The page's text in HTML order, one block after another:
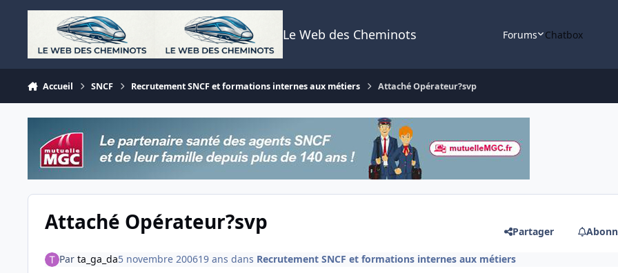
Aller au contenu
Le Web des Cheminots Forums Chatbox
Accueil SNCF Recrutement SNCF et formations internes aux métiers Attaché Opérateur?svp
Attaché Opérateur?svp Partager
Par ta_ga_da5 novembre 200619 ans dans Recrutement SNCF et formations internes aux métiers